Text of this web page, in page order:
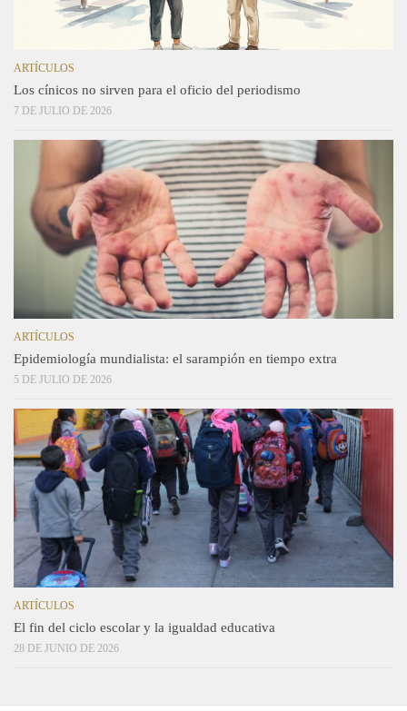
ARTÍCULOS
Los cínicos no sirven para el oficio del periodismo
7 DE JULIO DE 2026
ARTÍCULOS
Epidemiología mundialista: el sarampión en tiempo extra
5 DE JULIO DE 2026
ARTÍCULOS
El fin del ciclo escolar y la igualdad educativa
28 DE JUNIO DE 2026